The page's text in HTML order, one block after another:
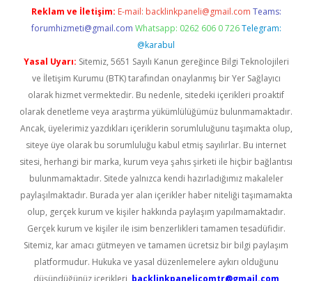
Reklam ve İletişim: E-mail: backlinkpaneli@gmail.com Teams:
forumhizmeti@gmail.com Whatsapp: 0262 606 0 726 Telegram:
@karabul
Yasal Uyarı: Sitemiz, 5651 Sayılı Kanun gereğince Bilgi Teknolojileri
ve İletişim Kurumu (BTK) tarafından onaylanmış bir Yer Sağlayıcı
olarak hizmet vermektedir. Bu nedenle, sitedeki içerikleri proaktif
olarak denetleme veya araştırma yükümlülüğümüz bulunmamaktadır.
Ancak, üyelerimiz yazdıkları içeriklerin sorumluluğunu taşımakta olup,
siteye üye olarak bu sorumluluğu kabul etmiş sayılırlar. Bu internet
sitesi, herhangi bir marka, kurum veya şahıs şirketi ile hiçbir bağlantısı
bulunmamaktadır. Sitede yalnızca kendi hazırladığımız makaleler
paylaşılmaktadır. Burada yer alan içerikler haber niteliği taşımamakta
olup, gerçek kurum ve kişiler hakkında paylaşım yapılmamaktadır.
Gerçek kurum ve kişiler ile isim benzerlikleri tamamen tesadüfidir.
Sitemiz, kar amacı gütmeyen ve tamamen ücretsiz bir bilgi paylaşım
platformudur. Hukuka ve yasal düzenlemelere aykırı olduğunu
düşündüğünüz içerikleri, backlinkpanelicomtr@gmail.com